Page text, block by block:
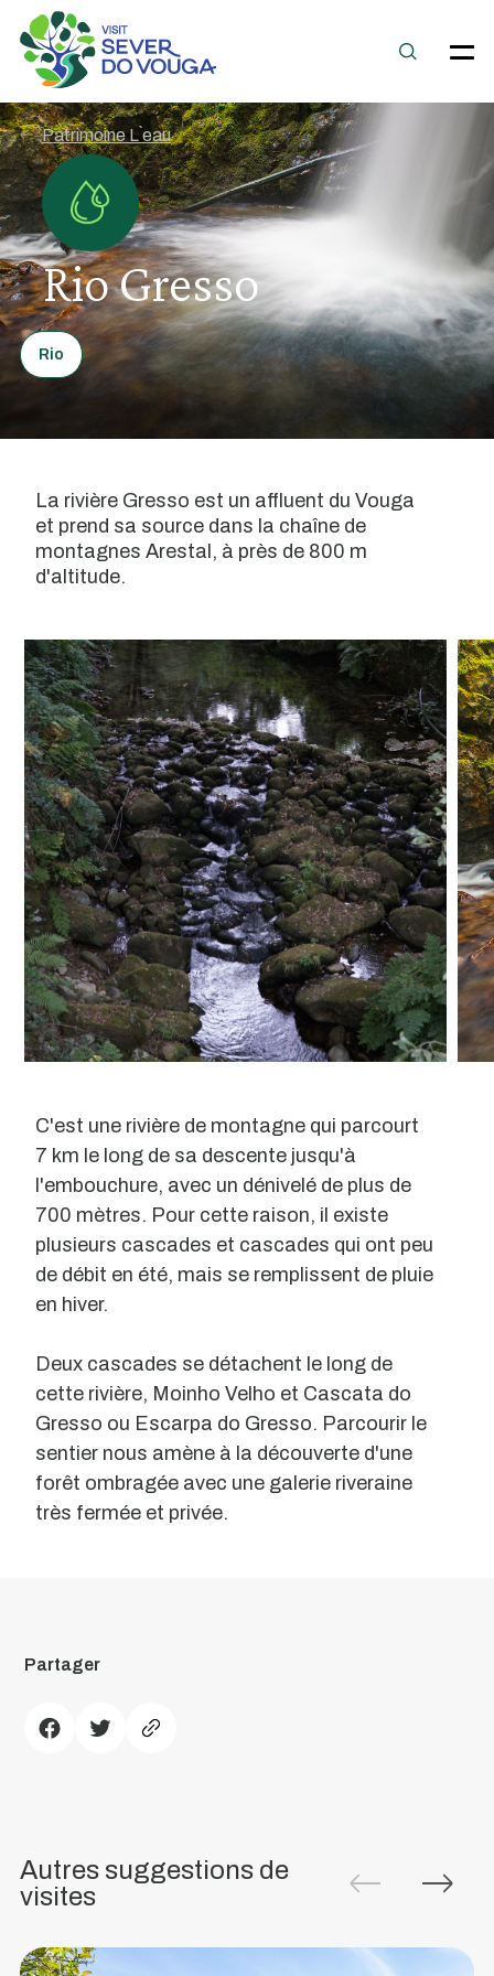
Patrimoine L`eau
Rio Gresso
Rio
La rivière Gresso est un affluent du Vouga
et prend sa source dans la chaîne de
montagnes Arestal, à près de 800 m
d'altitude.
C'est une rivière de montagne qui parcourt
7 km le long de sa descente jusqu'à
l'embouchure, avec un dénivelé de plus de
700 mètres. Pour cette raison, il existe
plusieurs cascades et cascades qui ont peu
de débit en été, mais se remplissent de pluie
en hiver.
Deux cascades se détachent le long de
cette rivière, Moinho Velho et Cascata do
Gresso ou Escarpa do Gresso. Parcourir le
sentier nous amène à la découverte d'une
forêt ombragée avec une galerie riveraine
très fermée et privée.
Partager
Autres suggestions de
visites
Plage
la
rive
de